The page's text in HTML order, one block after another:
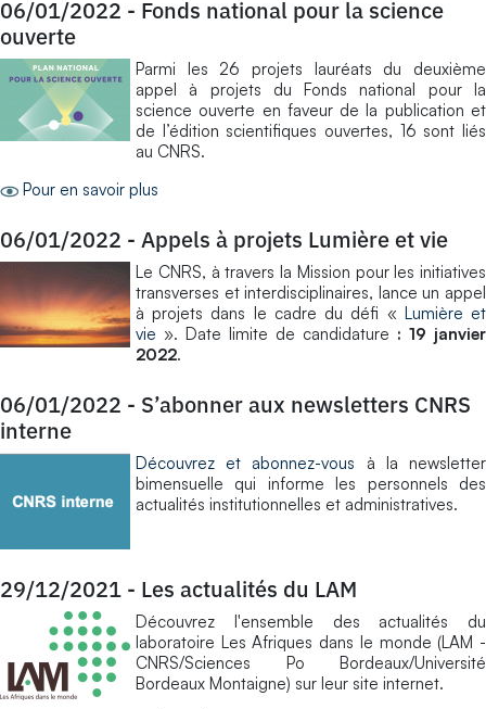
06/01/2022 - Fonds national pour la science
ouverte
Parmi les 26 projets lauréats du deuxième
appel à projets du Fonds national pour la
science ouverte en faveur de la publication et
de l’édition scientifiques ouvertes, 16 sont liés
au CNRS.
Pour en savoir plus
06/01/2022 - Appels à projets Lumière et vie
​Le CNRS, à travers la Mission pour les initiatives
transverses et interdisciplinaires, lance un appel
à projets dans le cadre du défi « Lumière et
vie ». Date limite de candidature : 19 janvier
2022.
06/01/2022 - S’abonner aux newsletters CNRS
interne
Découvrez et abonnez-vous à la newsletter
bimensuelle qui informe les personnels des
actualités institutionnelles et administratives.
29/12/2021 - Les actualités du LAM
Découvrez l'ensemble des actualités du
laboratoire Les Afriques dans le monde (LAM -
CNRS/Sciences Po Bordeaux/Université
Bordeaux Montaigne) sur leur site internet.